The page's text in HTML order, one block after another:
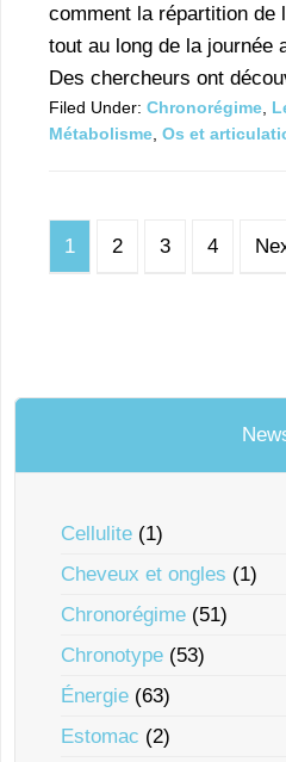
comment la répartition de
tout au long de la journée
Des chercheurs ont
Filed Under: Chronorégime
Métabolisme Os et
1 2 3 4
Cellulite (1)
Cheveux et ongles (1)
Chronorégime (51)
Chronotype (53)
Énergie (63)
Estomac (2)